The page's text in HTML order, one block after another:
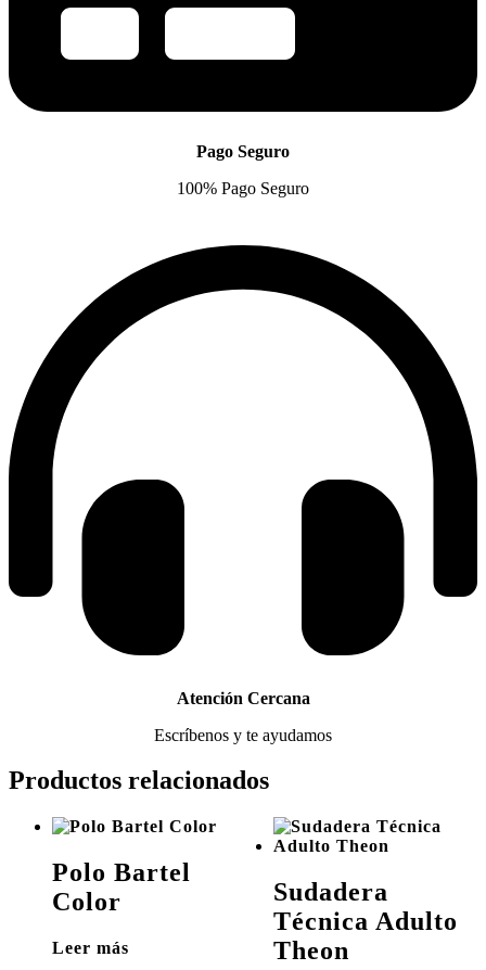
Pago Seguro
100% Pago Seguro
Atención Cercana
Escríbenos y te ayudamos
Productos relacionados
Polo Bartel
Color
Leer más
Sudadera
Técnica Adulto
Theon